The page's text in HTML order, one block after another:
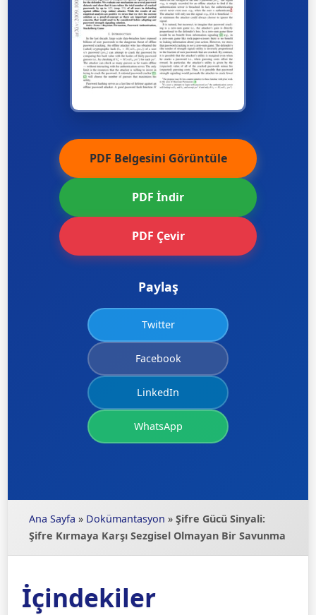
PDF Belgesini Görüntüle
PDF İndir
PDF Çevir
Paylaş
Twitter
Facebook
LinkedIn
WhatsApp
Ana Sayfa » Dokümantasyon » Şifre Gücü Sinyali:
Şifre Kırmaya Karşı Sezgisel Olmayan Bir Savunma
İçindekiler